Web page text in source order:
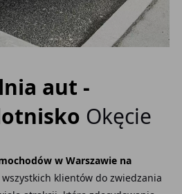
aut -
Okęcie
w Warszawie na
klientów do zwiedzania